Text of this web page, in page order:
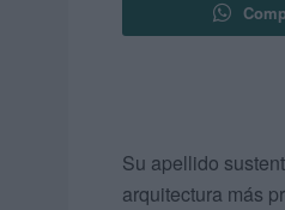
Su apellido
arquitectura más